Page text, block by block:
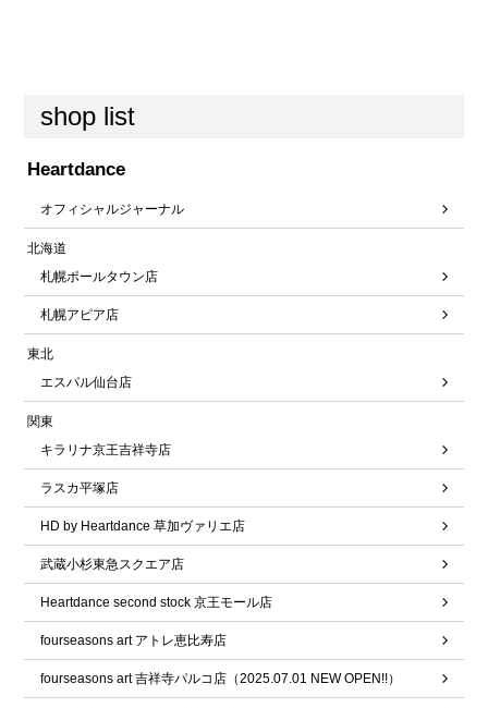
shop list
Heartdance
オフィシャルジャーナル
北海道
札幌ポールタウン店
札幌アピア店
東北
エスパル仙台店
関東
キラリナ京王吉祥寺店
ラスカ平塚店
HD by Heartdance 草加ヴァリエ店
武蔵小杉東急スクエア店
Heartdance second stock 京王モール店
fourseasons art アトレ恵比寿店
fourseasons art 吉祥寺パルコ店（2025.07.01 NEW OPEN!!）